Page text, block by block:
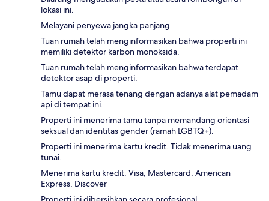
lokasi ini.
Melayani penyewa jangka panjang.
Tuan rumah telah menginformasikan bahwa properti ini
memiliki detektor karbon monoksida.
Tuan rumah telah menginformasikan bahwa terdapat
detektor asap di properti.
Tamu dapat merasa tenang dengan adanya alat pemadam
api di tempat ini.
Properti ini menerima tamu tanpa memandang orientasi
seksual dan identitas gender (ramah LGBTQ+).
Properti ini menerima kartu kredit. Tidak menerima uang
tunai.
Menerima kartu kredit: Visa, Mastercard, American
Express, Discover